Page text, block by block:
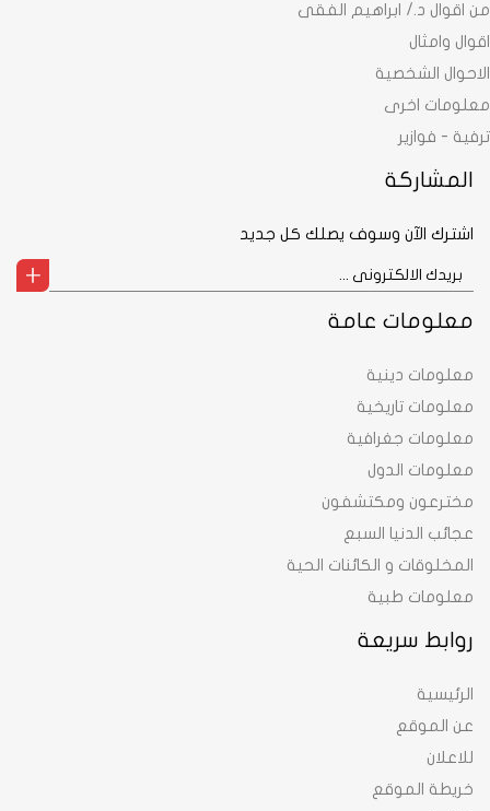
روابط سريعة
الرئيسية
عن الموقع
للاعلان
خريطة الموقع
معلومات عامة
معلومات دينية
معلومات تاريخية
معلومات جغرافية
معلومات الدول
مخترعون ومكتشفون
عجائب الدنيا السبع
المخلوقات و الكائنات الحية
معلومات طبية
من اقوال د./ ابراهيم الفقى
اقوال وامثال
الاحوال الشخصية
معلومات اخرى
ترفية - فوازير
المشاركة
اشترك الآن وسوف يصلك كل جديد